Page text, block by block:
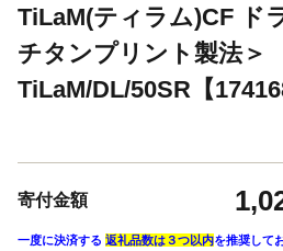
TiLaM(ティラム)CF ド
チタンプリント製法＞
TiLaM/DL/50SR【
寄付金額
一度に決済する 返礼品数は３つ以内を推奨して